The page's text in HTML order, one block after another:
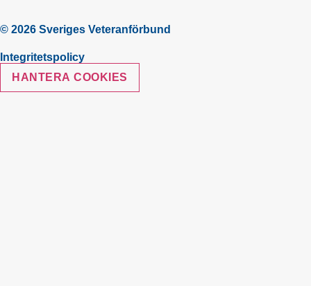
© 2026 Sveriges Veteranförbund
Integritetspolicy
HANTERA COOKIES